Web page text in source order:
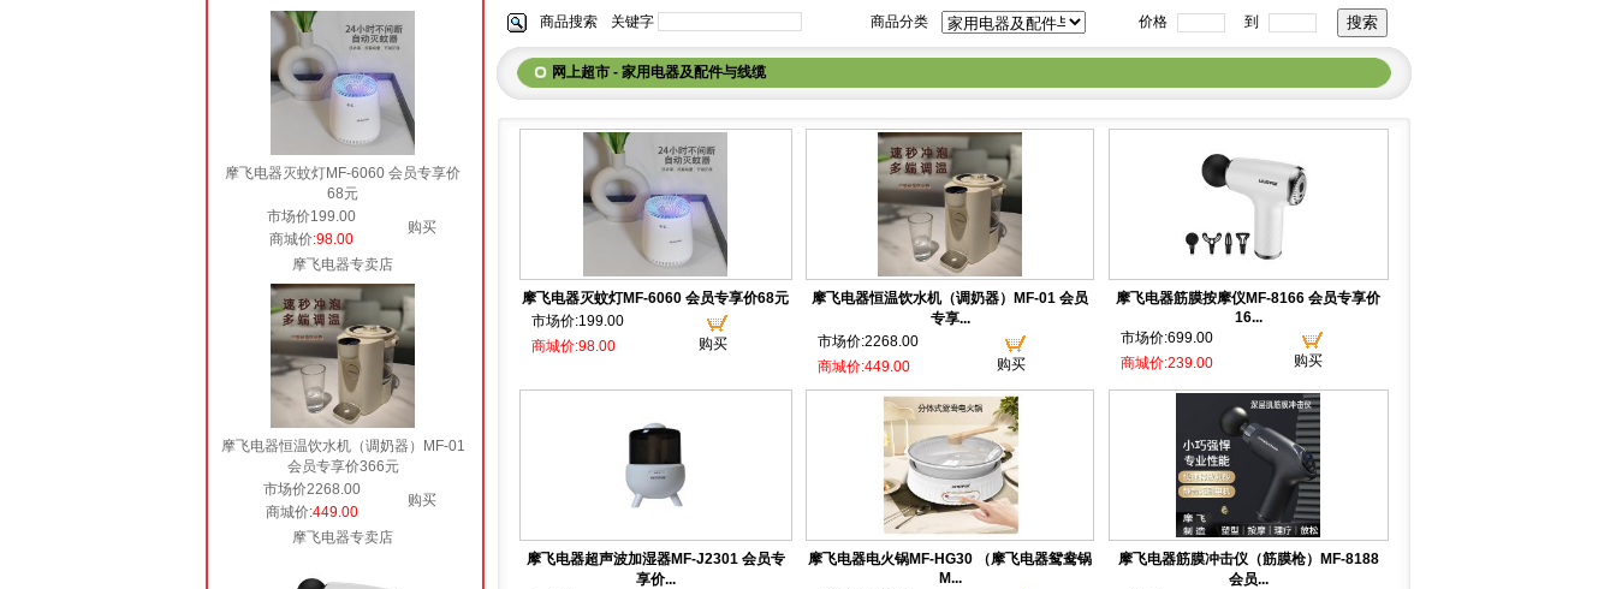
摩飞电器灭蚊灯MF-6060 会员专享价
68元
市场价199.00
购买
商城价:98.00
摩飞电器专卖店
摩飞电器恒温饮水机（调奶器）MF-01
会员专享价366元
市场价2268.00
购买
商城价:449.00
摩飞电器专卖店
商品搜索 关键字 商品分类 价格 到
网上超市 - 家用电器及配件与线缆
摩飞电器灭蚊灯MF-6060 会员专享价68元
市场价:199.00
购买
商城价:98.00
摩飞电器恒温饮水机（调奶器）MF-01 会员
专享...
市场价:2268.00
购买
商城价:449.00
摩飞电器筋膜按摩仪MF-8166 会员专享价
16...
市场价:699.00
购买
商城价:239.00
摩飞电器超声波加湿器MF-J2301 会员专
享价...
摩飞电器电火锅MF-HG30 （摩飞电器鸳鸯锅
M...
摩飞电器筋膜冲击仪（筋膜枪）MF-8188
会员...